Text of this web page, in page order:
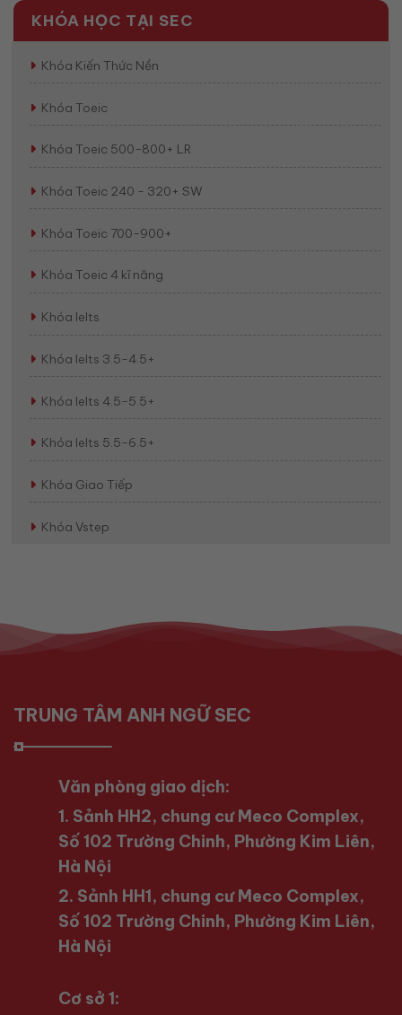
KHÓA HỌC TẠI SEC
Khóa Kiến Thức Nền
Khóa Toeic
Khóa Toeic 500-800+ LR
Khóa Toeic 240 - 320+ SW
Khóa Toeic 700-900+
Khóa Toeic 4 kĩ năng
Khóa Ielts
Khóa Ielts 3.5-4.5+
Khóa Ielts 4.5-5.5+
Khóa Ielts 5.5-6.5+
Khóa Giao Tiếp
Khóa Vstep
TRUNG TÂM ANH NGỮ SEC
Văn phòng giao dịch:
1. Sảnh HH2, chung cư Meco Complex,
Số 102 Trường Chinh, Phường Kim Liên,
Hà Nội
2. Sảnh HH1, chung cư Meco Complex,
Số 102 Trường Chinh, Phường Kim Liên,
Hà Nội
Cơ sở 1: